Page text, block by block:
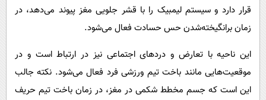
قرار دارد و سیستم لیمبیک را با قشر جلویی مغز پیوند می‌دهد، در
زمان برانگیخته‌شدن حس حسادت فعال می‌شود.
این ناحیه با تعارض و دردهای اجتماعی نیز در ارتباط است و در
موقعیت‌هایی مانند باخت تیم ورزشی فرد فعال می‌شود. نکته جالب
این است که جسم مخطط شکمی در مغز، در زمان باخت تیم حریف